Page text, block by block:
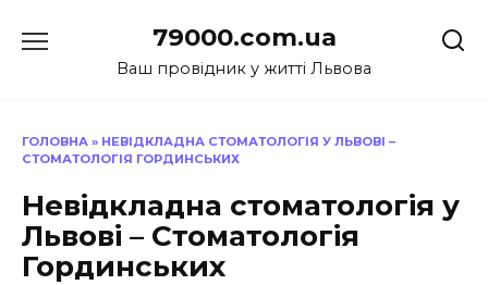
до
79000.com.ua
Ваш провідник у житті Львова
ГОЛОВНА » НЕВІДКЛАДНА СТОМАТОЛОГІЯ У ЛЬВОВІ –
СТОМАТОЛОГІЯ ГОРДИНСЬКИХ
Невідкладна стоматологія у
Львові – Стоматологія
Гординських